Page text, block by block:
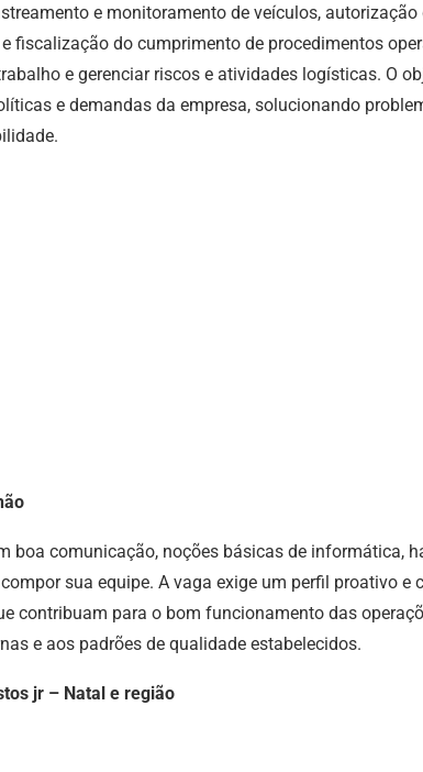
e monitoramento de veículos, autorização
fiscalização do cumprimento de procedimentos
e gerenciar riscos e atividades logísticas. O
e demandas da empresa, solucionando
boa comunicação, noções básicas de informática,
sua equipe. A vaga exige um perfil proativo e
contribuam para o bom funcionamento das
e aos padrões de qualidade estabelecidos.
jr – Natal e região